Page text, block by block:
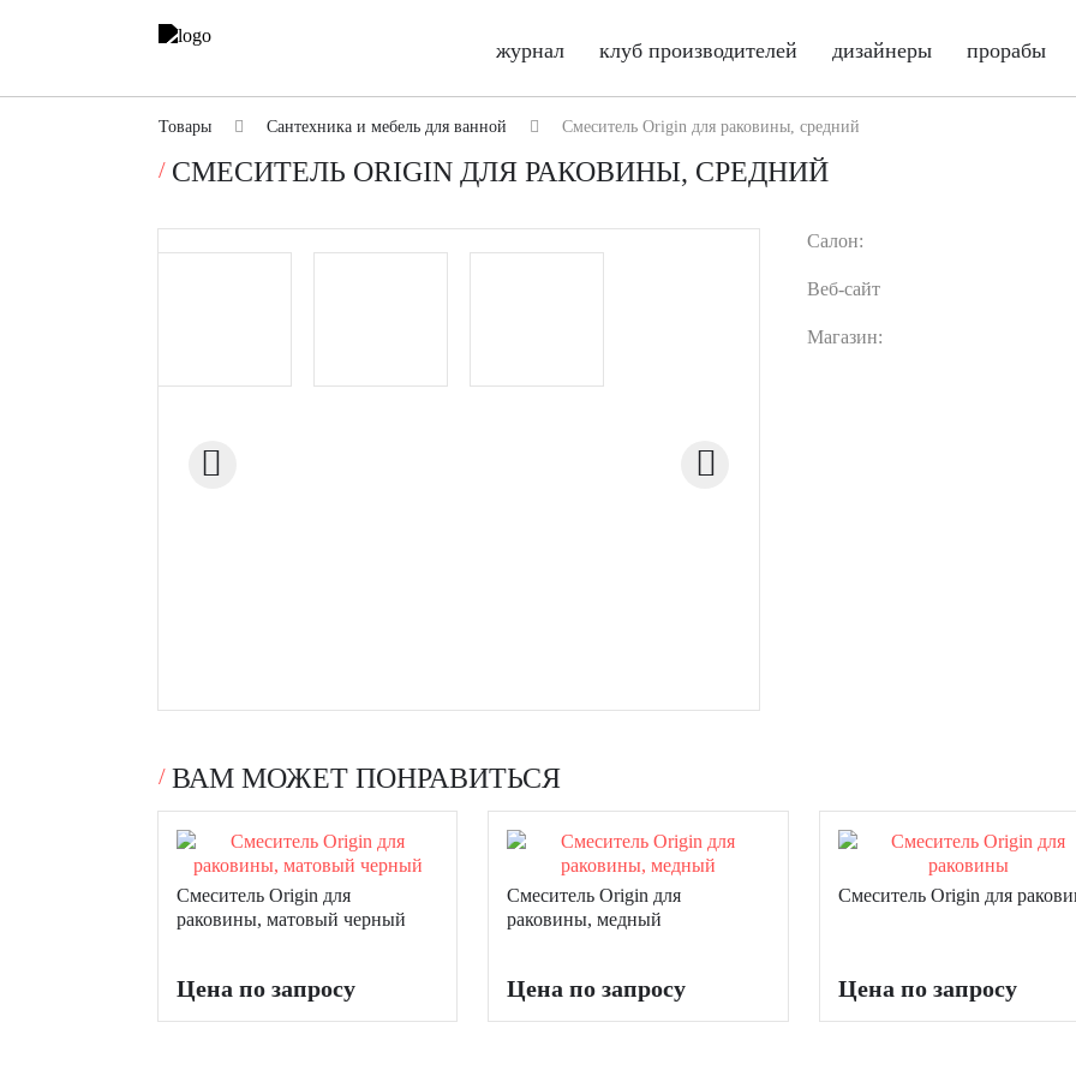
журнал клуб производителей дизайнеры прорабы
Товары Сантехника и мебель для ванной Смеситель Origin для раковины, средний
СМЕСИТЕЛЬ ORIGIN ДЛЯ РАКОВИНЫ, СРЕДНИЙ
Салон:
Веб-сайт
Магазин:
ВАМ МОЖЕТ ПОНРАВИТЬСЯ
Смеситель Origin для
раковины, матовый черный
Цена по запросу
Смеситель Origin для
раковины, медный
Цена по запросу
Смеситель Origin для
Цена по запросу